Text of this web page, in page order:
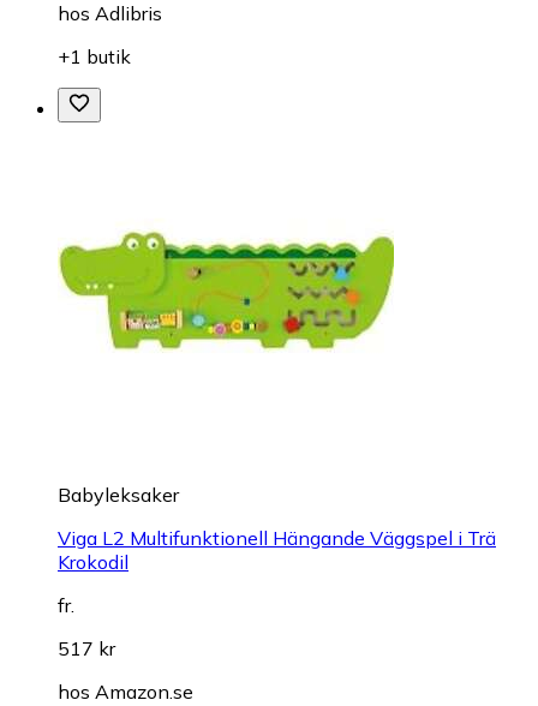
hos Adlibris
+1 butik
Babyleksaker
Viga L2 Multifunktionell Hängande Väggspel i Trä
Krokodil
fr.
517 kr
hos Amazon.se